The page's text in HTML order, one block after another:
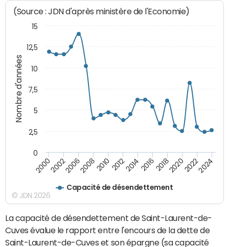
Nombre d'années
(Source : JDN d'après ministère de l'Economie)
Capacité de désendettement
20002002200620082010 2012201420162018202020222024
0
2,5
5
7,5
10
12,5
15
© JDN 2026
La capacité de désendettement de Saint-Laurent-de-
Cuves évalue le rapport entre l'encours de la dette de
Saint-Laurent-de-Cuves et son épargne (sa capacité